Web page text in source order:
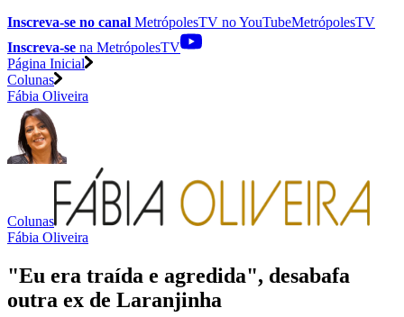
Inscreva-se no canal MetrópolesTV noYouTubeMetrópolesTV
Inscreva-se na MetrópolesTV
Página Inicial
Colunas
Fábia Oliveira
Colunas
Fábia Oliveira
"Eu era traída e agredida", desabafa
outra ex de Laranjinha